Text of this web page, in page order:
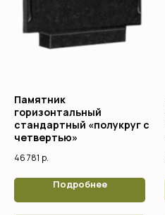
Памятник
горизонтальный
стандартный «полукруг с
четвертью»
46 781 р.
Подробнее